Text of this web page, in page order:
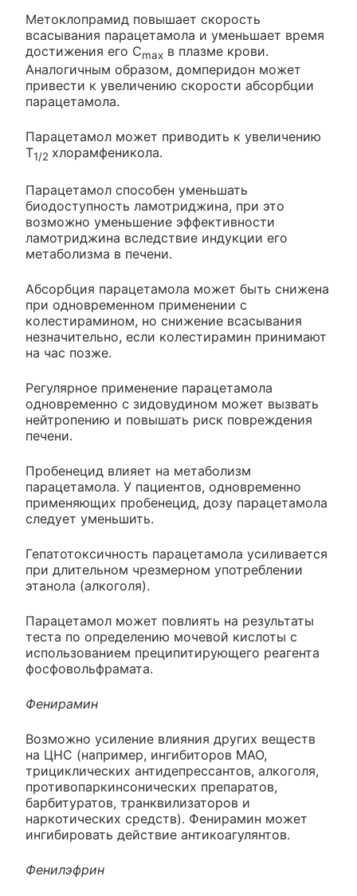
Метоклопрамид повышает скорость
всасывания парацетамола и уменьшает время
достижения его Cmax в плазме крови.
Аналогичным образом, домперидон может
привести к увеличению скорости абсорбции
парацетамола.
Парацетамол может приводить к увеличению
T1/2 хлорамфеникола.
Парацетамол способен уменьшать
биодоступность ламотриджина, при это
возможно уменьшение эффективности
ламотриджина вследствие индукции его
метаболизма в печени.
Абсорбция парацетамола может быть снижена
при одновременном применении с
колестирамином, но снижение всасывания
незначительно, если колестирамин принимают
на час позже.
Регулярное применение парацетамола
одновременно с зидовудином может вызвать
нейтропению и повышать риск повреждения
печени.
Пробенецид влияет на метаболизм
парацетамола. У пациентов, одновременно
применяющих пробенецид, дозу парацетамола
следует уменьшить.
Гепатотоксичность парацетамола усиливается
при длительном чрезмерном употреблении
этанола (алкоголя).
Парацетамол может повлиять на результаты
теста по определению мочевой кислоты с
использованием преципитирующего реагента
фосфовольфрамата.
Фенирамин
Возможно усиление влияния других веществ
на ЦНС (например, ингибиторов МАО,
трициклических антидепрессантов, алкоголя,
противопаркинсонических препаратов,
барбитуратов, транквилизаторов и
наркотических средств). Фенирамин может
ингибировать действие антикоагулянтов.
Фенилэфрин